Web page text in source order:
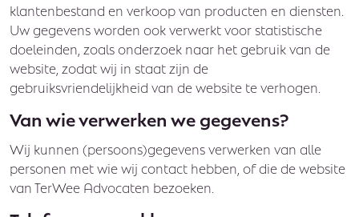
klantenbestand en verkoop van producten en diensten.
Uw gegevens worden ook verwerkt voor statistische
doeleinden, zoals onderzoek naar het gebruik van de
website, zodat wij in staat zijn de
gebruiksvriendelijkheid van de website te verhogen.
Van wie verwerken we gegevens?
Wij kunnen (persoons)gegevens verwerken van alle
personen met wie wij contact hebben, of die de website
van TerWee Advocaten bezoeken.